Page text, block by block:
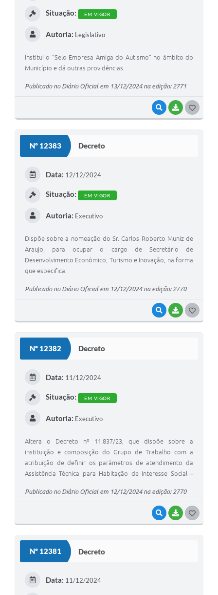
VISUALIZAR
BAIXAR
Situação: EM VIGOR
Autoria: Legislativo
Institui o “Selo Empresa Amiga do Autismo” no âmbito do
Município e dá outras providências.
Publicado no Diário Oficial em 13/12/2024 na edição: 2771
Nº 12383 Decreto
VISUALIZAR
BAIXAR
Data: 12/12/2024
Situação: EM VIGOR
Autoria: Executivo
Dispõe sobre a nomeação do Sr. Carlos Roberto Muniz de
Araujo, para ocupar o cargo de Secretário de
Desenvolvimento Econômico, Turismo e Inovação, na forma
que especifica.
Publicado no Diário Oficial em 12/12/2024 na edição: 2770
Nº 12382 Decreto
VISUALIZAR
BAIXAR
Data: 11/12/2024
Situação: EM VIGOR
Autoria: Executivo
Altera o Decreto nº 11.837/23, que dispõe sobre a
instituição e composição do Grupo de Trabalho com a
atribuição de definir os parâmetros de atendimento da
Assistência Técnica para Habitação de Interesse Social –
Publicado no Diário Oficial em 12/12/2024 na edição: 2770
Nº 12381 Decreto
Data: 11/12/2024